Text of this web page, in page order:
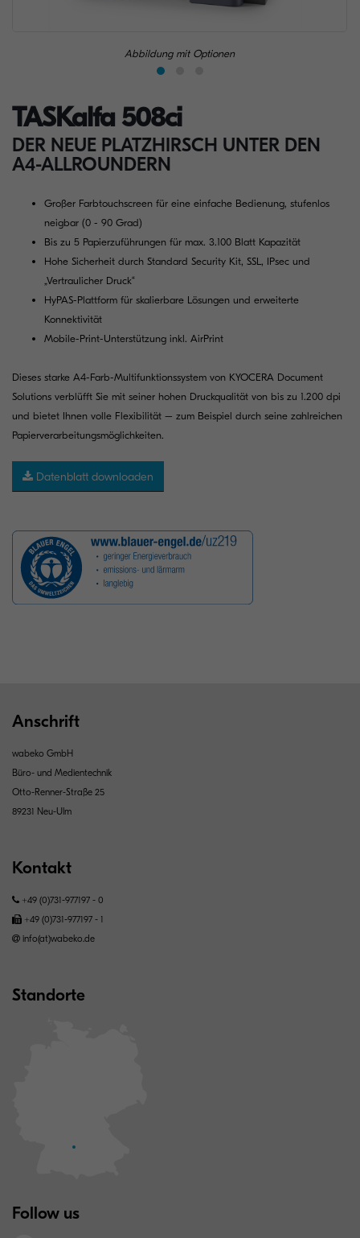
Abbildung mit Optionen
TASKalfa 508ci
DER NEUE PLATZHIRSCH UNTER DEN
A4-ALLROUNDERN
Großer Farbtouchscreen für eine einfache Bedienung, stufenlos
neigbar (0 - 90 Grad)
Bis zu 5 Papierzuführungen für max. 3.100 Blatt Kapazität
Hohe Sicherheit durch Standard Security Kit, SSL, IPsec und
„Vertraulicher Druck“
HyPAS-Plattform für skalierbare Lösungen und erweiterte
Konnektivität
Mobile-Print-Unterstützung inkl. AirPrint
Dieses starke A4-Farb-Multifunktionssystem von KYOCERA Document
Solutions verblüfft Sie mit seiner hohen Druckqualität von bis zu 1.200 dpi
und bietet Ihnen volle Flexibilität – zum Beispiel durch seine zahlreichen
Papierverarbeitungsmöglichkeiten.
Datenblatt downloaden
Anschrift
wabeko GmbH
Büro- und Medientechnik
Otto-Renner-Straße 25
89231 Neu-Ulm
Kontakt
+49 (0)731-977197 - 0
+49 (0)731-977197 - 1
info(at)wabeko.de
Standorte
Follow us